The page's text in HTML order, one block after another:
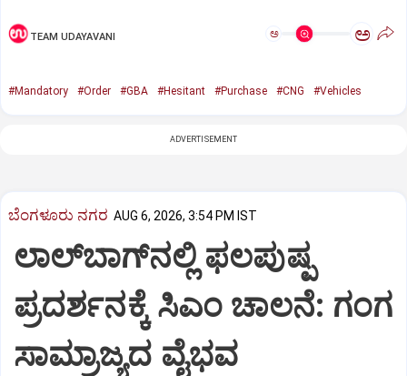
TEAM UDAYAVANI ಅ ಅ
#Mandatory #Order #GBA #Hesitant #Purchase #CNG #Vehicles
ADVERTISEMENT
ಬೆಂಗಳೂರು ನಗರ AUG 6, 2026, 3:54 PM IST
ಲಾಲ್‌ಬಾಗ್‌ನಲ್ಲಿ ಫಲಪುಷ್ಪ
ಪ್ರದರ್ಶನಕ್ಕೆ ಸಿಎಂ ಚಾಲನೆ: ಗಂಗ
ಸಾಮ್ರಾಜ್ಯದ ವೈಭವ